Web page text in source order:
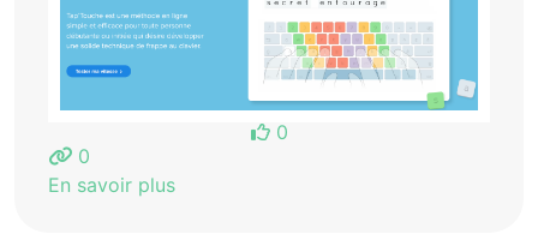
0
0
En savoir plus